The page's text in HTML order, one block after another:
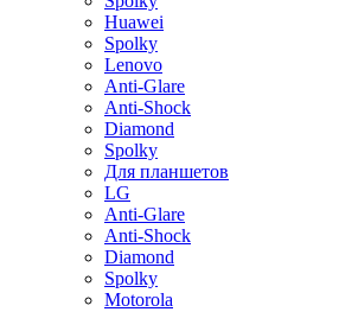
Huawei
Spolky
Lenovo
Anti-Glare
Anti-Shock
Diamond
Spolky
Для планшетов
LG
Anti-Glare
Anti-Shock
Diamond
Spolky
Motorola